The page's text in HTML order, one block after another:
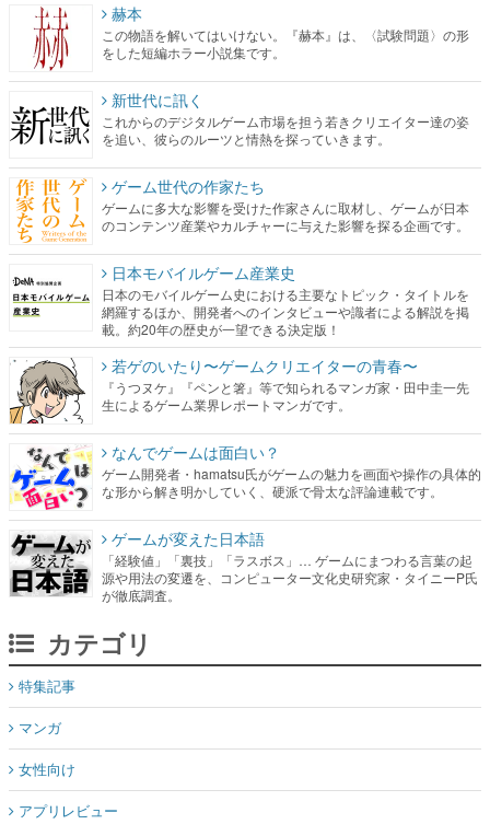
赫本
この物語を解いてはいけない。『赫本』は、〈試験問題〉の形
をした短編ホラー小説集です。
新世代に訊く
これからのデジタルゲーム市場を担う若きクリエイター達の姿
を追い、彼らのルーツと情熱を探っていきます。
ゲーム世代の作家たち
ゲームに多大な影響を受けた作家さんに取材し、ゲームが日本
のコンテンツ産業やカルチャーに与えた影響を探る企画です。
日本モバイルゲーム産業史
日本のモバイルゲーム史における主要なトピック・タイトルを
網羅するほか、開発者へのインタビューや識者による解説を掲
載。約20年の歴史が一望できる決定版！
若ゲのいたり〜ゲームクリエイターの青春〜
『うつヌケ』『ペンと箸』等で知られるマンガ家・田中圭一先
生によるゲーム業界レポートマンガです。
なんでゲームは面白い？
ゲーム開発者・hamatsu氏がゲームの魅力を画面や操作の具体的
な形から解き明かしていく、硬派で骨太な評論連載です。
ゲームが変えた日本語
「経験値」「裏技」「ラスボス」… ゲームにまつわる言葉の起
源や用法の変遷を、コンピューター文化史研究家・タイニーP氏
が徹底調査。
カテゴリ
特集記事
マンガ
女性向け
アプリレビュー